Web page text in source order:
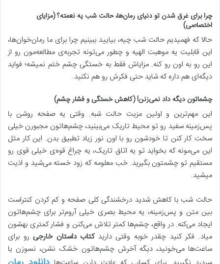
چرا برای غرق شدن تو دنیای رمان‌ها، حالت شب یه نعمته؟ (مزایای
اختصاصی)
حالا که فهمیدیم حالت شب چیه، بیایید ببینیم چرا برای ما رمان‌خوان‌ها،
این قابلیت یه موهبت الهیه و چطور می‌تونه تجربه‌ی مطالعه‌مون رو از
این رو به اون رو کنه. مزایاش فقط به خستگی چشم ختم نمیشه؛ فواید
دیگه‌ای هم داره که شاید حتی فکرش رو هم نکنید.
چشماتون دیگه داد نمی‌زنن! (کاهش خستگی و فشار چشم)
این مهم‌ترین و اولین مزیت حالت شبه. وقتی یه صفحه روشن با
پس‌زمینه سفید رو تو محیط تاریک می‌بینید، چشم‌هاتون مجبورن خیلی
سخت کار کنن تا خودشون رو با اون نور زیاد تطبیق بدن. این کار مثل
این می‌مونه که بخواید تو یه اتاق تاریک، یه چراغ قوه‌ی خیلی قوی رو
مستقیم تو چشمتون بگیرید. خب معلومه که زود خسته می‌شید و اذیت
میشید.
حالت شب با کاهش شدید درخشندگی کلی صفحه و کم کردن کنتراست
بین متن و پس‌زمینه، یه محیط بصری خیلی آروم‌تر برای چشم‌هاتون
ایجاد می‌کنه. در واقع، چشم‌ها کمتر تلاش می‌کنن و فشار کمتری بهشون
میاد. فکر کنید چقدر خوبه وقتی داریدکتاب داستان خارجی رو برای
ساعت‌ها می‌خونید، دیگه آخرش چشم‌هاتون خشک نشن، نسوزن یا